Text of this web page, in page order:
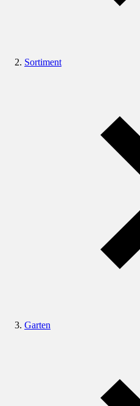
Sortiment
Garten